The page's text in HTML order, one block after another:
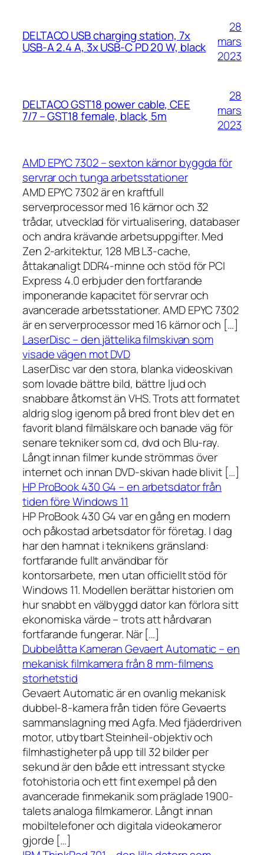
DELTACO USB charging station, 7x
USB-A 2.4 A, 3x USB-C PD 20 W, black
28
mars
2023
DELTACO GST18 power cable, CEE
7/7 – GST18 female, black, 5m
28
mars
2023
AMD EPYC 7302 – sexton kärnor byggda för
servrar och tunga arbetsstationer
AMD EPYC 7302 är en kraftfull
serverprocessor med 16 kärnor och 32
trådar, utvecklad för virtualisering, databaser
och andra krävande arbetsuppgifter. Med
Zen 2-arkitektur, 128 MB L3-cache,
åttakanaligt DDR4-minne och stöd för PCI
Express 4.0 erbjuder den fortfarande
imponerande kapacitet för servrar och
avancerade arbetsstationer. AMD EPYC 7302
är en serverprocessor med 16 kärnor och […]
LaserDisc – den jättelika filmskivan som
visade vägen mot DVD
LaserDisc var den stora, blanka videoskivan
som lovade bättre bild, bättre ljud och
snabbare åtkomst än VHS. Trots att formatet
aldrig slog igenom på bred front blev det en
favorit bland filmälskare och banade väg för
senare tekniker som cd, dvd och Blu-ray.
Långt innan filmer kunde strömmas över
internet och innan DVD-skivan hade blivit […]
HP ProBook 430 G4 – en arbetsdator från
tiden före Windows 11
HP ProBook 430 G4 var en gång en modern
och påkostad arbetsdator för företag. I dag
har den hamnat i teknikens gränsland:
fortfarande fullt användbar för
kontorsarbete, men utan officiellt stöd för
Windows 11. Modellen berättar historien om
hur snabbt en välbyggd dator kan förlora sitt
ekonomiska värde – trots att hårdvaran
fortfarande fungerar. När […]
Dubbelåtta Kameran Gevaert Automatic – en
mekanisk filmkamera från 8 mm-filmens
storhetstid
Gevaert Automatic är en ovanlig mekanisk
dubbel-8-kamera från tiden före Gevaerts
sammanslagning med Agfa. Med fjäderdriven
motor, utbytbart Steinheil-objektiv och
filmhastigheter på upp till 32 bilder per
sekund är den både ett intressant stycke
fotohistoria och ett fint exempel på den
avancerade finmekanik som präglade 1900-
talets analoga filmkameror. Långt innan
mobiltelefoner och digitala videokameror
gjorde […]